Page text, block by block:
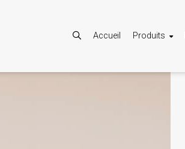
Accueil Produits